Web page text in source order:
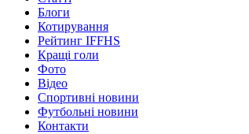
Блоги
Котирування
Рейтинг IFFHS
Кращі голи
Фото
Відео
Спортивні новини
Футбольні новини
Контакти